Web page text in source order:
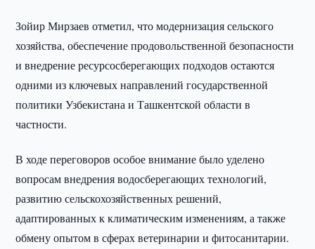
Зойир Мирзаев отметил, что модернизация сельского
хозяйства, обеспечение продовольственной безопасности
и внедрение ресурсосберегающих подходов остаются
одними из ключевых направлений государственной
политики Узбекистана и Ташкентской области в
частности.
В ходе переговоров особое внимание было уделено
вопросам внедрения водосберегающих технологий,
развитию сельскохозяйственных решений,
адаптированных к климатическим изменениям, а также
обмену опытом в сферах ветеринарии и фитосанитарии.